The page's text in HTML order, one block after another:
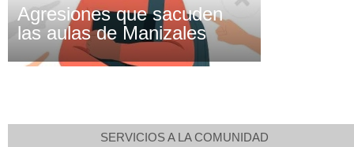
Agresiones que sacuden
las aulas de Manizales
SERVICIOS A LA COMUNIDAD